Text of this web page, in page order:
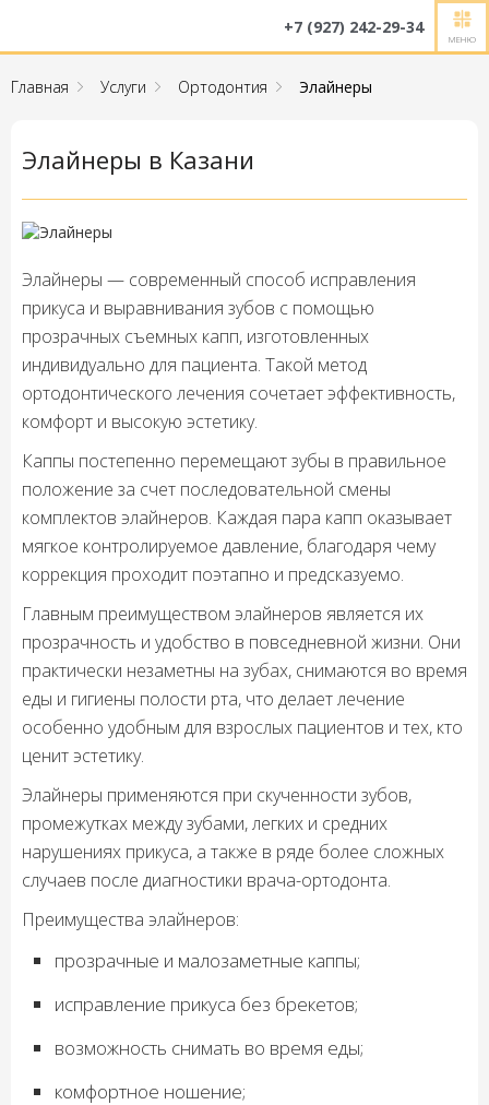
Главная Услуги Ортодонтия Элайнеры
Элайнеры в Казани
Элайнеры — современный способ исправления
прикуса и выравнивания зубов с помощью
прозрачных съемных капп, изготовленных
индивидуально для пациента. Такой метод
ортодонтического лечения сочетает эффективность,
комфорт и высокую эстетику.
Каппы постепенно перемещают зубы в правильное
положение за счет последовательной смены
комплектов элайнеров. Каждая пара капп оказывает
мягкое контролируемое давление, благодаря чему
коррекция проходит поэтапно и предсказуемо.
Главным преимуществом элайнеров является их
прозрачность и удобство в повседневной жизни. Они
практически незаметны на зубах, снимаются во время
еды и гигиены полости рта, что делает лечение
особенно удобным для взрослых пациентов и тех, кто
ценит эстетику.
Элайнеры применяются при скученности зубов,
промежутках между зубами, легких и средних
нарушениях прикуса, а также в ряде более сложных
случаев после диагностики врача-ортодонта.
Преимущества элайнеров:
прозрачные и малозаметные каппы;
исправление прикуса без брекетов;
возможность снимать во время еды;
комфортное ношение;
+7 (927) 242-29-34
МЕНЮ